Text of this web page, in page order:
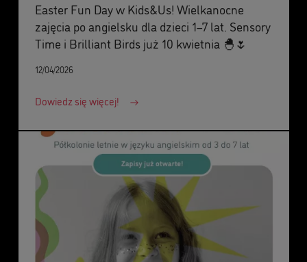
Easter Fun Day w Kids&Us! Wielkanocne
zajęcia po angielsku dla dzieci 1–7 lat. Sensory
Time i Brilliant Birds już 10 kwietnia 🐣🌷
12/04/2026
Dowiedz się więcej!